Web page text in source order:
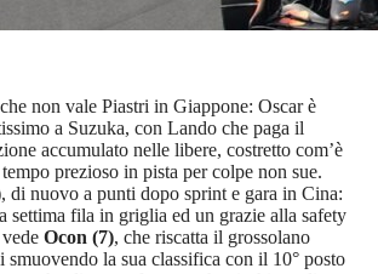
non vale Piastri in Giappone: Oscar è
a Suzuka, con Lando che paga il
accumulato nelle libere, costretto com’è
prezioso in pista per colpe non sue.
, di nuovo a punti dopo sprint e gara in Cina:
settima fila in griglia ed un grazie alla safety
Ocon (7), che riscatta il grossolano
smuovendo la sua classifica con il 10° posto